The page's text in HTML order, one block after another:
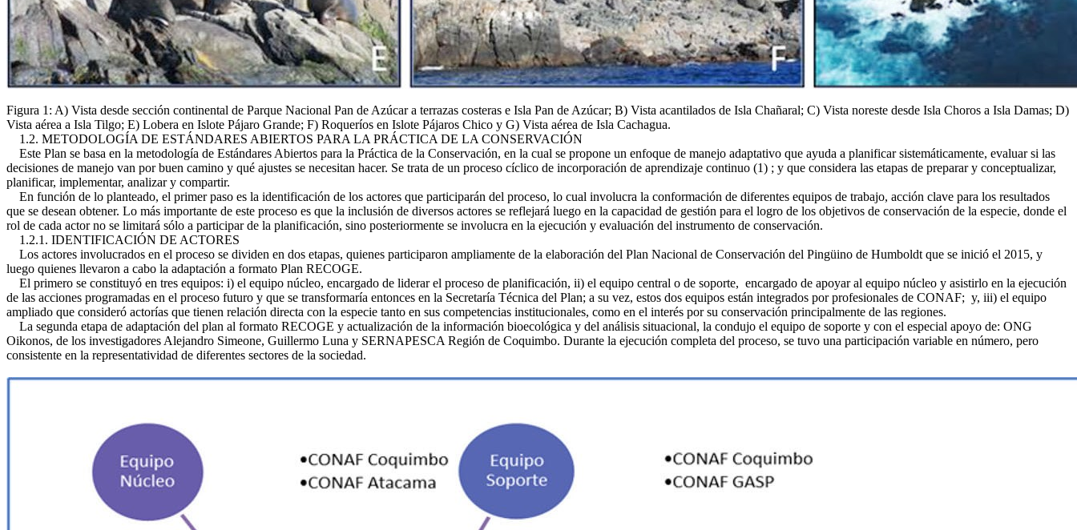
Figura 1: A) Vista desde sección continental de Parque Nacional Pan de Azúcar a terrazas costeras e Isla Pan de Azúcar; B) Vista acantilados de Isla Chañaral; C) Vista noreste desde Isla Choros a Isla Damas; D)
Vista aérea a Isla Tilgo; E) Lobera en Islote Pájaro Grande; F) Roqueríos en Islote Pájaros Chico y G) Vista aérea de Isla Cachagua.
1.2. METODOLOGÍA DE ESTÁNDARES ABIERTOS PARA LA PRÁCTICA DE LA CONSERVACIÓN
Este Plan se basa en la metodología de Estándares Abiertos para la Práctica de la Conservación, en la cual se propone un enfoque de manejo adaptativo que ayuda a planificar sistemáticamente, evaluar si las
decisiones de manejo van por buen camino y qué ajustes se necesitan hacer. Se trata de un proceso cíclico de incorporación de aprendizaje continuo (1) ; y que considera las etapas de preparar y conceptualizar,
planificar, implementar, analizar y compartir.
En función de lo planteado, el primer paso es la identificación de los actores que participarán del proceso, lo cual involucra la conformación de diferentes equipos de trabajo, acción clave para los resultados
que se desean obtener. Lo más importante de este proceso es que la inclusión de diversos actores se reflejará luego en la capacidad de gestión para el logro de los objetivos de conservación de la especie, donde el
rol de cada actor no se limitará sólo a participar de la planificación, sino posteriormente se involucra en la ejecución y evaluación del instrumento de conservación.
1.2.1. IDENTIFICACIÓN DE ACTORES
Los actores involucrados en el proceso se dividen en dos etapas, quienes participaron ampliamente de la elaboración del Plan Nacional de Conservación del Pingüino de Humboldt que se inició el 2015, y
luego quienes llevaron a cabo la adaptación a formato Plan RECOGE.
El primero se constituyó en tres equipos: i) el equipo núcleo, encargado de liderar el proceso de planificación, ii) el equipo central o de soporte, encargado de apoyar al equipo núcleo y asistirlo en la ejecución
de las acciones programadas en el proceso futuro y que se transformaría entonces en la Secretaría Técnica del Plan; a su vez, estos dos equipos están integrados por profesionales de CONAF; y, iii) el equipo
ampliado que consideró actorías que tienen relación directa con la especie tanto en sus competencias institucionales, como en el interés por su conservación principalmente de las regiones.
La segunda etapa de adaptación del plan al formato RECOGE y actualización de la información bioecológica y del análisis situacional, la condujo el equipo de soporte y con el especial apoyo de: ONG
Oikonos, de los investigadores Alejandro Simeone, Guillermo Luna y SERNAPESCA Región de Coquimbo. Durante la ejecución completa del proceso, se tuvo una participación variable en número, pero
consistente en la representatividad de diferentes sectores de la sociedad.